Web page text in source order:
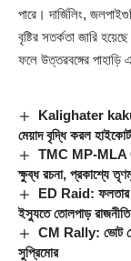
পারে। দার্জিলিং,
বৃষ্টির সতর্কতা জারি
ফলে উত্তরবঙ্গের
Kalighater kaku:
মেয়াদ বৃদ্ধি করল হাইকোর্ট
TMC MP-MLA
ক্ষুব্ধ রচনা, প্রকাশ্যে
ED Raid: ফলতার
ইস্যুতে তোলপাড়
CM Rally: ভোট
সুপ্রিমোর